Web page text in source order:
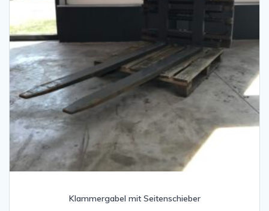
Klammergabel mit Seitenschieber